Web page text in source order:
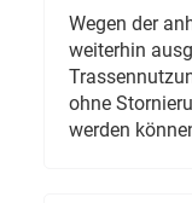
Wegen der
weiterhin
ohne
werden